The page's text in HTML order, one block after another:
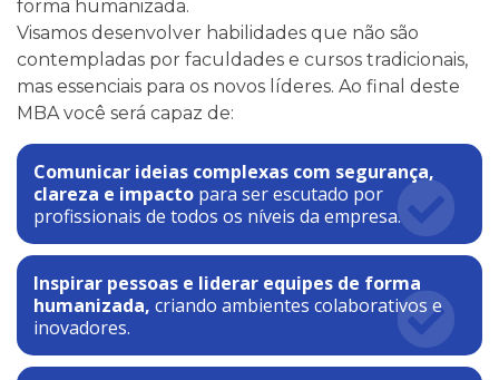
forma humanizada.
Visamos desenvolver habilidades que não são
contempladas por faculdades e cursos tradicionais,
mas essenciais para os novos líderes. Ao final deste
MBA você será capaz de:
Comunicar ideias complexas com segurança,
clareza e impacto para ser escutado por
profissionais de todos os níveis da empresa.
Inspirar pessoas e liderar equipes de forma
humanizada, criando ambientes colaborativos e
inovadores.